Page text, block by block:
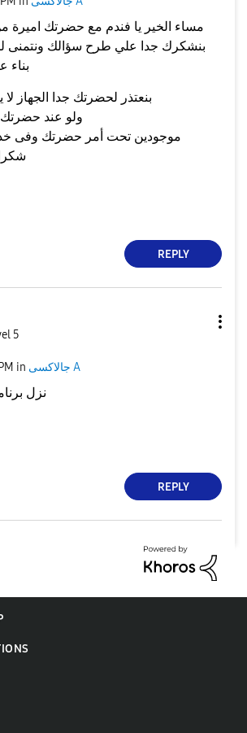
مساء الخير يا فندم مع حضرتك
بنشكرك جدا علي طرح سؤالك ونتمنى
بنعتذر لحضرتك جدا الجهاز
ولو عند
موجودين تحت أمر حضرتك وفى
REPLY
5
in جالاكسى A
نزل
REPLY